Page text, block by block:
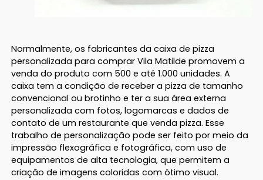
Normalmente, os fabricantes da caixa de pizza
personalizada para comprar Vila Matilde promovem a
venda do produto com 500 e até 1.000 unidades. A
caixa tem a condição de receber a pizza de tamanho
convencional ou brotinho e ter a sua área externa
personalizada com fotos, logomarcas e dados de
contato de um restaurante que venda pizza. Esse
trabalho de personalização pode ser feito por meio da
impressão flexográfica e fotográfica, com uso de
equipamentos de alta tecnologia, que permitem a
criação de imagens coloridas com ótimo visual.